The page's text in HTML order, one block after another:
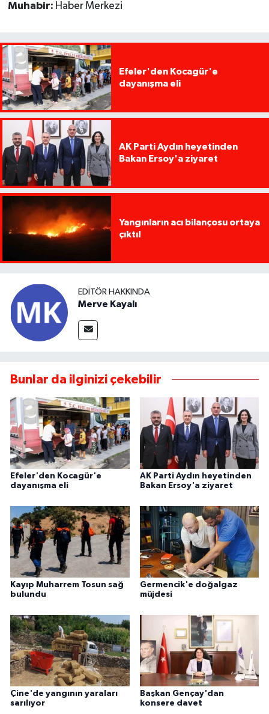
Muhabir: Haber Merkezi
Efeler'den Kocagür'e
dayanışma eli
AK Parti Aydın heyetinden
Bakan Ersoy'a ziyaret
Yangınların acı bilançosu ortaya
çıktı!
EDITÖR HAKKINDA
Merve Kayalı
Bunlar da ilginizi çekebilir
Efeler'den Kocagür'e
dayanışma eli
AK Parti Aydın heyetinden
Bakan Ersoy'a ziyaret
Kayıp Muharrem Tosun sağ
bulundu
Germencik'e doğalgaz
müjdesi
Çine'de yangının yaraları
sarılıyor
Başkan Gençay'dan
konsere davet